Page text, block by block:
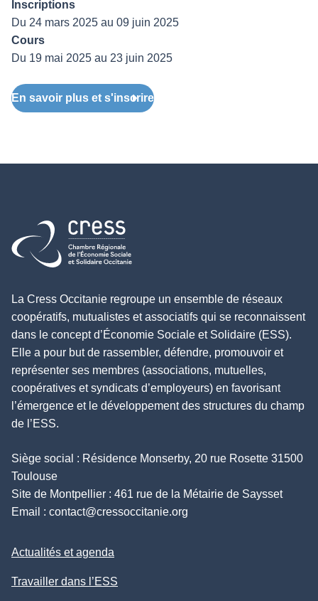
Inscriptions
Du 24 mars 2025 au 09 juin 2025
Cours
Du 19 mai 2025 au 23 juin 2025
En savoir plus et s'inscrire
Retour à l'accueil
La Cress Occitanie regroupe un ensemble de réseaux
coopératifs, mutualistes et associatifs qui se reconnaissent
dans le concept d’Économie Sociale et Solidaire (ESS).
Elle a pour but de rassembler, défendre, promouvoir et
représenter ses membres (associations, mutuelles,
coopératives et syndicats d’employeurs) en favorisant
l’émergence et le développement des structures du champ
de l’ESS.
Siège social : Résidence Monserby, 20 rue Rosette 31500
Toulouse
Site de Montpellier : 461 rue de la Métairie de Saysset
Email : contact@cressoccitanie.org
Actualités et agenda
Travailler dans l’ESS